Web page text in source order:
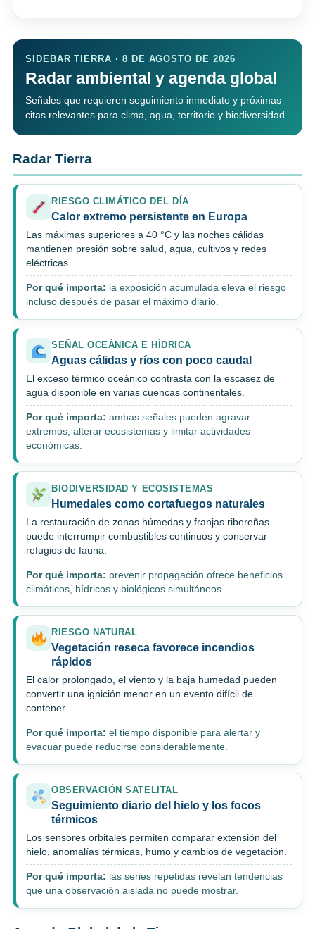
SIDEBAR TIERRA · 8 DE AGOSTO DE 2026
Radar ambiental y agenda global
Señales que requieren seguimiento inmediato y próximas
citas relevantes para clima, agua, territorio y biodiversidad.
Radar Tierra
RIESGO CLIMÁTICO DEL DÍA
Calor extremo persistente en Europa
Las máximas superiores a 40 °C y las noches cálidas
mantienen presión sobre salud, agua, cultivos y redes
eléctricas.
Por qué importa: la exposición acumulada eleva el riesgo
incluso después de pasar el máximo diario.
SEÑAL OCEÁNICA E HÍDRICA
Aguas cálidas y ríos con poco caudal
El exceso térmico oceánico contrasta con la escasez de
agua disponible en varias cuencas continentales.
Por qué importa: ambas señales pueden agravar
extremos, alterar ecosistemas y limitar actividades
económicas.
BIODIVERSIDAD Y ECOSISTEMAS
Humedales como cortafuegos naturales
La restauración de zonas húmedas y franjas ribereñas
puede interrumpir combustibles continuos y conservar
refugios de fauna.
Por qué importa: prevenir propagación ofrece beneficios
climáticos, hídricos y biológicos simultáneos.
RIESGO NATURAL
Vegetación reseca favorece incendios
rápidos
El calor prolongado, el viento y la baja humedad pueden
convertir una ignición menor en un evento difícil de
contener.
Por qué importa: el tiempo disponible para alertar y
evacuar puede reducirse considerablemente.
OBSERVACIÓN SATELITAL
Seguimiento diario del hielo y los focos
térmicos
Los sensores orbitales permiten comparar extensión del
hielo, anomalías térmicas, humo y cambios de vegetación.
Por qué importa: las series repetidas revelan tendencias
que una observación aislada no puede mostrar.